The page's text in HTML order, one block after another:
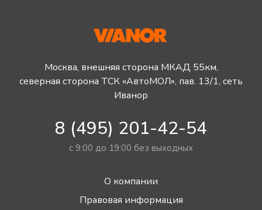
Москва, внешняя сторона МКАД 55км,
северная сторона ТСК «АвтоМОЛ», пав. 13/1, сеть
Иванор
8 (495) 201-42-54
с 9:00 до 19:00 без выходных
О компании
Правовая информация